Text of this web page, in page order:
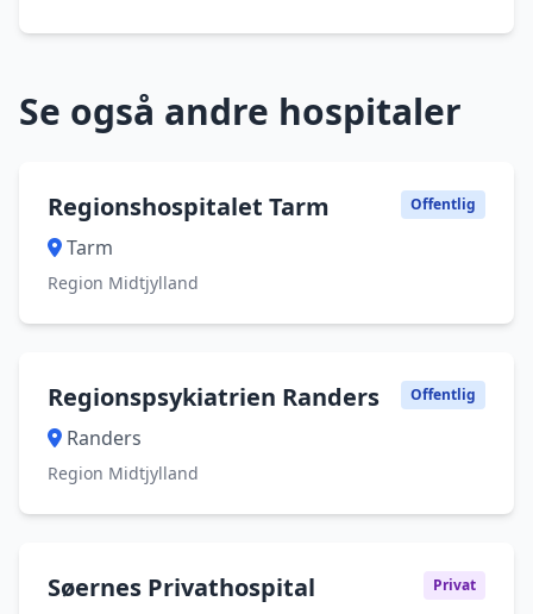
Se også andre hospitaler
Regionshospitalet Tarm Offentlig
Tarm
Region Midtjylland
Regionspsykiatrien Randers Offentlig
Randers
Region Midtjylland
Søernes Privathospital Privat